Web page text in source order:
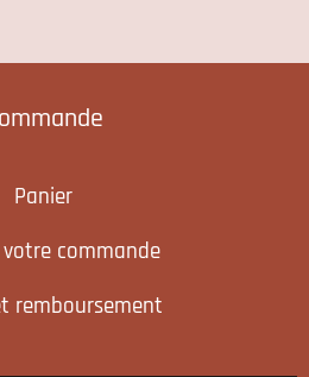
Panier
commande
remboursement